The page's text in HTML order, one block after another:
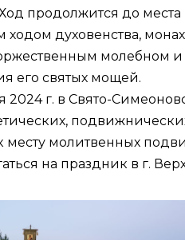
продолжится до места
ходом духовенства,
молебном
его святых мощей.
2024 г. в Свято-
месту молитвенных
на праздник в г.